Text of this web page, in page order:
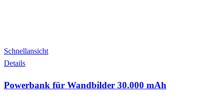
Schnellansicht
Details
Powerbank für Wandbilder 30.000 mAh